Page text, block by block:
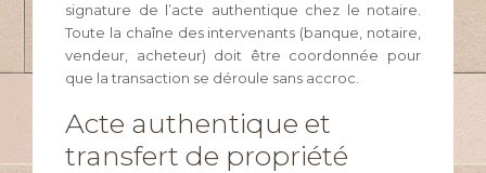
signature de l’acte authentique chez le notaire.
Toute la chaîne des intervenants (banque, notaire,
vendeur, acheteur) doit être coordonnée pour
que la transaction se déroule sans accroc.
Acte authentique et
transfert de propriété